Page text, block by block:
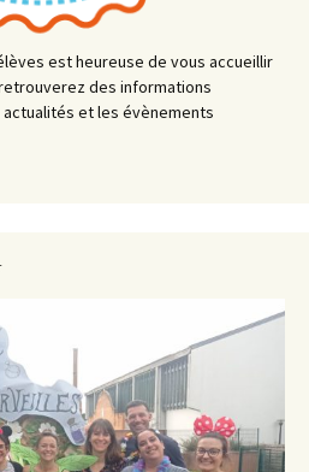
est heureuse de vous accueillir
des informations
et les évènements